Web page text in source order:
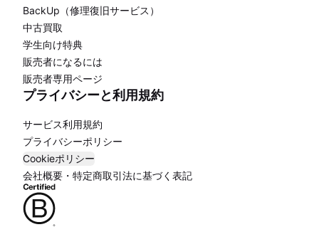
BackUp（修理復旧サービス）
中古買取
学生向け特典
販売者になるには
販売者専用ページ
プライバシーと利用規約
サービス利用規約
プライバシーポリシー
Cookieポリシー
会社概要・特定商取引法に基づく表記